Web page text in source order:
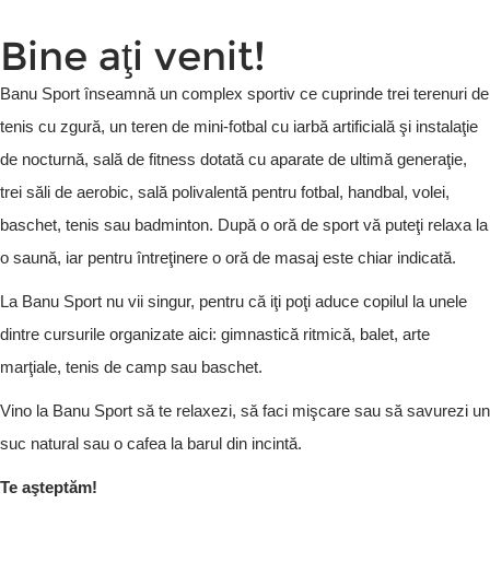
Bine aţi venit!
Banu Sport înseamnă un complex sportiv ce cuprinde trei terenuri de
tenis cu zgură, un teren de mini-fotbal cu iarbă artificială şi instalaţie
de nocturnă, sală de fitness dotată cu aparate de ultimă generaţie,
trei săli de aerobic, sală polivalentă pentru fotbal, handbal, volei,
baschet, tenis sau badminton. După o oră de sport vă puteţi relaxa la
o saună, iar pentru întreţinere o oră de masaj este chiar indicată.
La Banu Sport nu vii singur, pentru că iţi poţi aduce copilul la unele
dintre cursurile organizate aici: gimnastică ritmică, balet, arte
marţiale, tenis de camp sau baschet.
Vino la Banu Sport să te relaxezi, să faci mişcare sau să savurezi un
suc natural sau o cafea la barul din incintă.
Te aşteptăm!